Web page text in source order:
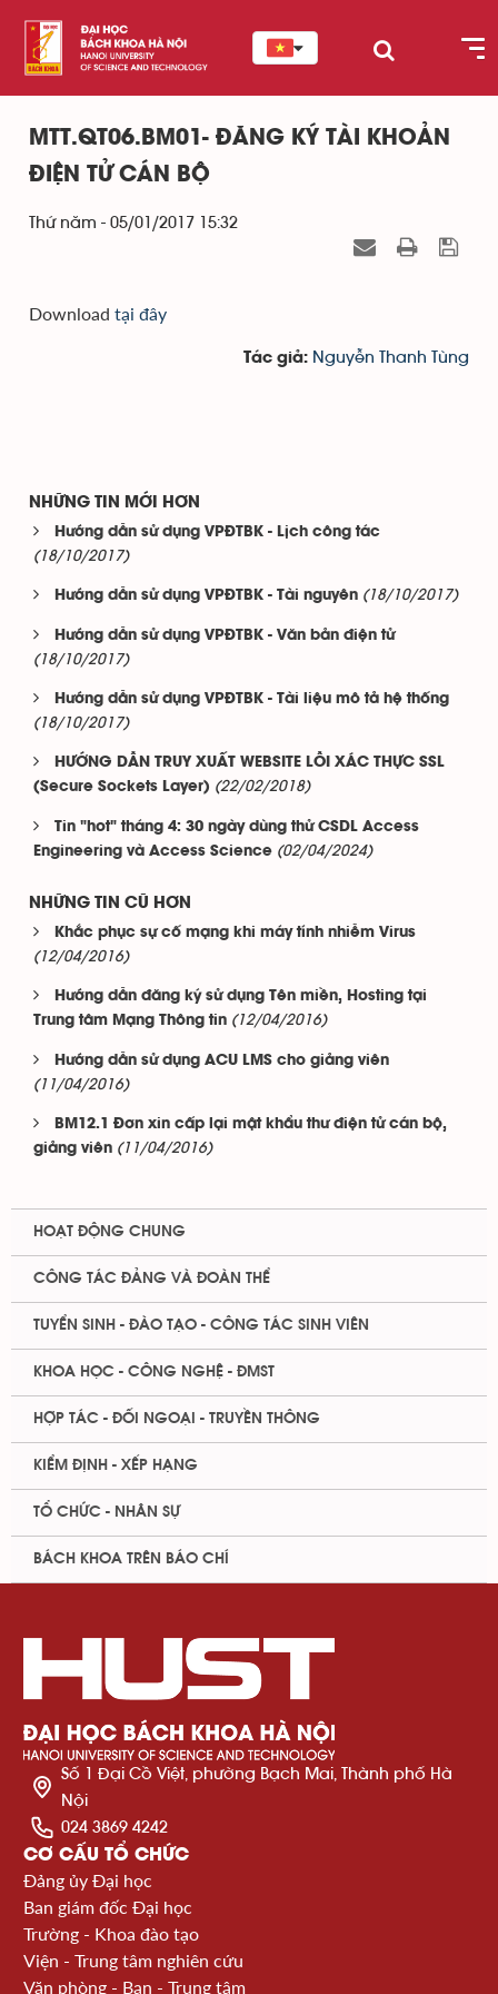
MTT.QT06.BM01- ĐĂNG KÝ TÀI KHOẢN
ĐIỆN TỬ CÁN BỘ
Thứ năm - 05/01/2017 15:32
Download tại đây
Tác giả: Nguyễn Thanh Tùng
NHỮNG TIN MỚI HƠN
Hướng dẫn sử dụng VPĐTBK - Lịch công tác
(18/10/2017)
Hướng dẫn sử dụng VPĐTBK - Tài nguyên (18/10/2017)
Hướng dẫn sử dụng VPĐTBK - Văn bản điện tử
(18/10/2017)
Hướng dẫn sử dụng VPĐTBK - Tài liệu mô tả hệ thống
(18/10/2017)
HƯỚNG DẪN TRUY XUẤT WEBSITE LỖI XÁC THỰC SSL
(Secure Sockets Layer) (22/02/2018)
Tin "hot" tháng 4: 30 ngày dùng thử CSDL Access
Engineering và Access Science (02/04/2024)
NHỮNG TIN CŨ HƠN
Khắc phục sự cố mạng khi máy tính nhiễm Virus
(12/04/2016)
Hướng dẫn đăng ký sử dụng Tên miền, Hosting tại
Trung tâm Mạng Thông tin (12/04/2016)
Hướng dẫn sử dụng ACU LMS cho giảng viên
(11/04/2016)
BM12.1 Đơn xin cấp lại mật khẩu thư điện tử cán bộ,
giảng viên (11/04/2016)
HOẠT ĐỘNG CHUNG
CÔNG TÁC ĐẢNG VÀ ĐOÀN THỂ
TUYỂN SINH - ĐÀO TẠO - CÔNG TÁC SINH VIÊN
KHOA HỌC - CÔNG NGHỆ - ĐMST
HỢP TÁC - ĐỐI NGOẠI - TRUYỀN THÔNG
KIỂM ĐỊNH - XẾP HẠNG
TỔ CHỨC - NHÂN SỰ
BÁCH KHOA TRÊN BÁO CHÍ
Số 1 Đại Cồ Việt, phường Bạch Mai, Thành phố Hà
Nội
024 3869 4242
CƠ CẤU TỔ CHỨC
Đảng ủy Đại học
Ban giám đốc Đại học
Trường - Khoa đào tạo
Viện - Trung tâm nghiên cứu
Văn phòng - Ban - Trung tâm